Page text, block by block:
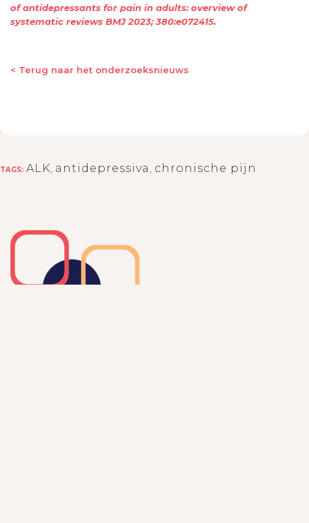
of antidepressants for pain in adults: overview of
systematic reviews BMJ 2023; 380:e072415.
< Terug naar het onderzoeksnieuws
TAGS: ALK antidepressiva chronische pijn